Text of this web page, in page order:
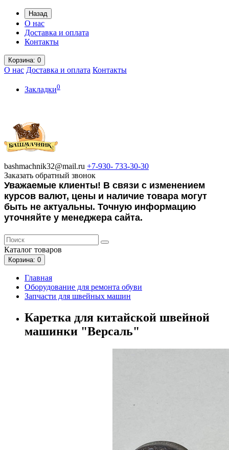
Назад
О нас
Доставка и оплата
Контакты
Корзина: 0
О нас Доставка и оплата Контакты
Закладки0
bashmachnik32@mail.ru +7-930- 733-30-30
Заказать обратный звонок
Уважаемые клиенты! В связи с изменением
курсов валют, цены и наличие товара могут
быть не актуальны. Точную информацию
уточняйте у менеджера сайта.
Каталог товаров
Корзина: 0
Главная
Оборудование для ремонта обуви
Запчасти для швейных машин
Каретка для китайской швейной
машинки "Версаль"